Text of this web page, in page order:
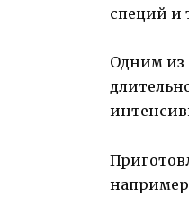
специй и
Одним из